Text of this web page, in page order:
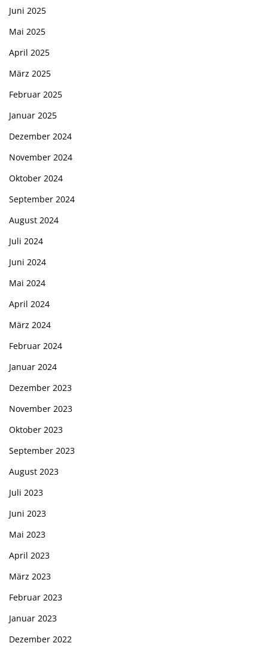
Juni 2025
Mai 2025
April 2025
März 2025
Februar 2025
Januar 2025
Dezember 2024
November 2024
Oktober 2024
September 2024
August 2024
Juli 2024
Juni 2024
Mai 2024
April 2024
März 2024
Februar 2024
Januar 2024
Dezember 2023
November 2023
Oktober 2023
September 2023
August 2023
Juli 2023
Juni 2023
Mai 2023
April 2023
März 2023
Februar 2023
Januar 2023
Dezember 2022